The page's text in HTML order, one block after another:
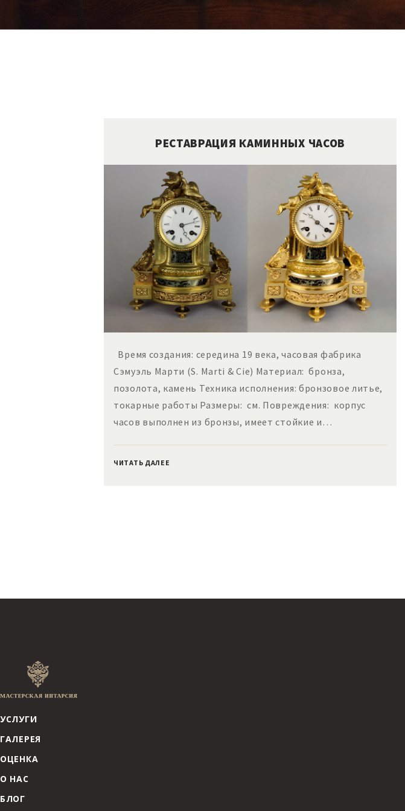
РЕСТАВРАЦИЯ КАМИННЫХ ЧАСОВ
Время создания: середина 19 века, часовая фабрика
Сэмуэль Марти (S. Marti & Cie) Материал: бронза,
позолота, камень Техника исполнения: бронзовое литье,
токарные работы Размеры: см. Повреждения: корпус
часов выполнен из бронзы, имеет стойкие и…
ЧИТАТЬ ДАЛЕЕ
УСЛУГИ
ГАЛЕРЕЯ
ОЦЕНКА
О НАС
БЛОГ